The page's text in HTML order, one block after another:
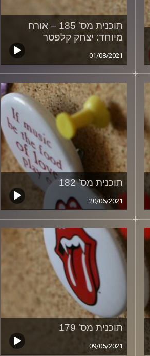
תוכנית מס' 185 – אורח
מיוחד: יצחק קלפטר
01/08/2021
תוכנית מס' 182
20/06/2021
תוכנית מס' 179
09/05/2021